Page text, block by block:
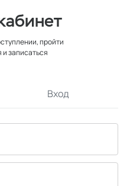
пройти
записаться
Вход